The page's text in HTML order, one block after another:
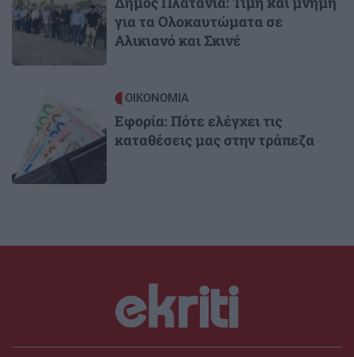
για τα Ολοκαυτώματα σε
Αλικιανό και Σκινέ
ΟΙΚΟΝΟΜΙΑ
Εφορία: Πότε ελέγχει τις
καταθέσεις μας στην τράπεζα